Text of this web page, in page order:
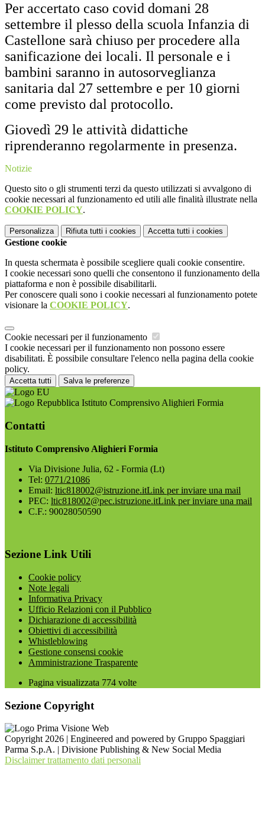
Per accertato caso covid domani 28
settembre il plesso della scuola Infanzia di
Castellone sarà chiuso per procedere alla
sanificazione dei locali. Il personale e i
bambini saranno in autosorveglianza
sanitaria dal 27 settembre e per 10 giorni
come previsto dal protocollo.
Giovedì 29 le attività didattiche
riprenderanno regolarmente in presenza.
Notizie
Questo sito o gli strumenti terzi da questo utilizzati si avvalgono di
cookie necessari al funzionamento ed utili alle finalità illustrate nella
COOKIE POLICY.
Personalizza Rifiuta tutti i cookies Accetta tutti i cookies
Gestione cookie
In questa schermata è possibile scegliere quali cookie consentire.
I cookie necessari sono quelli che consentono il funzionamento della
piattaforma e non è possibile disabilitarli.
Per conoscere quali sono i cookie necessari al funzionamento potete
visionare la COOKIE POLICY.
Cookie necessari per il funzionamento
I cookie necessari per il funzionamento non possono essere
disabilitati. È possibile consultare l'elenco nella pagina della cookie
policy.
Accetta tutti Salva le preferenze
Istituto Comprensivo Alighieri Formia
Contatti
Istituto Comprensivo Alighieri Formia
Via Divisione Julia, 62 - Formia (Lt)
Tel: 0771/21086
Email: ltic818002@istruzione.itLink per inviare una mail
PEC: ltic818002@pec.istruzione.itLink per inviare una mail
C.F.: 90028050590
Sezione Link Utili
Cookie policy
Note legali
Informativa Privacy
Ufficio Relazioni con il Pubblico
Dichiarazione di accessibilità
Obiettivi di accessibilità
Whistleblowing
Gestione consensi cookie
Amministrazione Trasparente
Pagina visualizzata 774 volte
Sezione Copyright
Copyright 2026 | Engineered and powered by Gruppo Spaggiari
Parma S.p.A. | Divisione Publishing & New Social Media
Disclaimer trattamento dati personali